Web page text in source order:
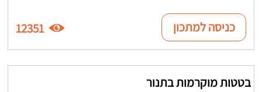
כניסה למתכון 12351
בטטות מוקרמות בתנור